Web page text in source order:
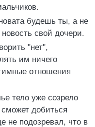
будешь ты, а не
свой дочери.
"нет",
им ничего
отношения
тело уже созрело
добиться
не подозревал, что в